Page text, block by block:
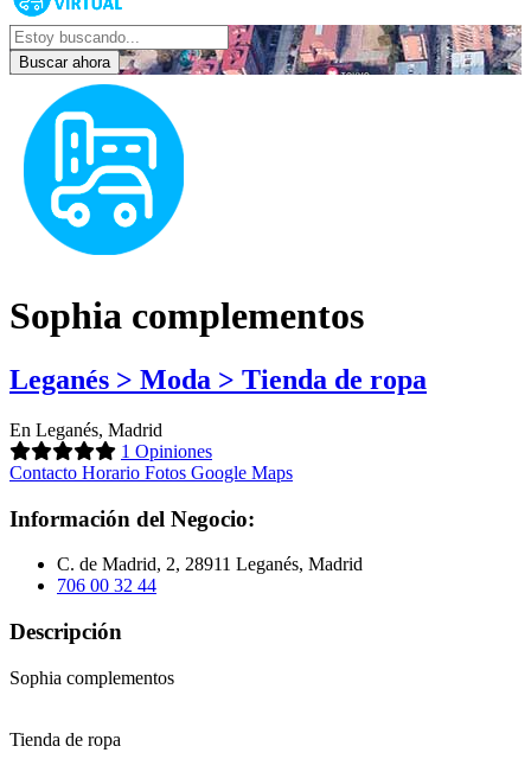
Buscar ahora
Sophia complementos
Leganés > Moda > Tienda de ropa
En Leganés, Madrid
1 Opiniones
Contacto Horario Fotos Google Maps
Información del Negocio:
C. de Madrid, 2, 28911 Leganés, Madrid
706 00 32 44
Descripción
Sophia complementos
Tienda de ropa